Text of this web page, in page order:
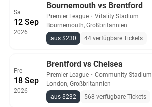
Sa
12 Sep
2026
Bournemouth vs Brentford
Premier League ・ Vitality Stadium
Bournemouth, Großbritannien
aus $230
44 verfügbare Tickets
Fre
18 Sep
2026
Brentford vs Chelsea
Premier League ・ Community Stadium
London, Großbritannien
aus $232
568 verfügbare Tickets